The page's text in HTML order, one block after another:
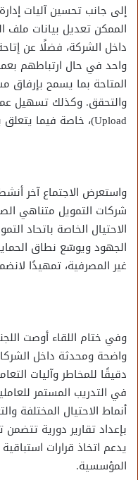
إلى جانب تحسين آليات
الممكن تعديل بيانات
داخل الشركة، فضلًا عن
واحد في حال ارتباطهم
المتاحة بما يسمح بإرفاق
Upload)، خاصة فيما يتعلق بأكواد المحافظات.
واستعرض الاجتماع آخر
شركات التمويل متناهي
الاحتيال الخاصة باتحاد
الجهود ويوسّع نطاق
غير المصرفية، تمهيدًا
وفي ختام اللقاء أوصت
واضحة ومحدثة داخل
دقيقًا للمخاطر وآليات
في التدريب المستمر
أنماط الاحتيال المختلفة
بإعداد تقارير دورية تتضمن
يدعم اتخاذ قرارات
المؤسسية.